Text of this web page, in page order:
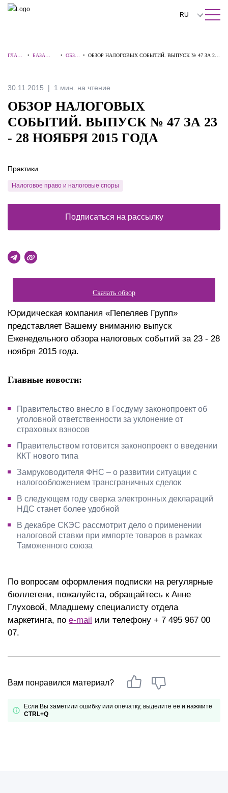
ПОИСК ПО САЙТУ Закрыть
RU
中文
Italiano
ГЛАВН
•БАЗА
• ОБЗО
• ОБЗОР НАЛОГОВЫХ СОБЫТИЙ. ВЫПУСК № 47 ЗА 23 -
30.11.2015 1 мин. на чтение
ОБЗОР НАЛОГОВЫХ
СОБЫТИЙ. ВЫПУСК № 47 ЗА 23
- 28 НОЯБРЯ 2015 ГОДА
Скачать обзор
Юридическая компания «Пепеляев Групп»
представляет Вашему вниманию выпуск
Еженедельного обзора налоговых событий за 23 - 28
ноября 2015 года.
Главные новости:
Правительство внесло в Госдуму законопроект об
уголовной ответственности за уклонение от
страховых взносов
Правительством готовится законопроект о введении
ККТ нового типа
Замруководителя ФНС – о развитии ситуации с
налогообложением трансграничных сделок
В следующем году сверка электронных деклараций
НДС станет более удобной
В декабре СКЭС рассмотрит дело о применении
налоговой ставки при импорте товаров в рамках
Таможенного союза
По вопросам оформления подписки на регулярные
бюллетени, пожалуйста, обращайтесь к Анне
Глуховой, Младшему специалисту отдела
маркетинга, по e-mail или телефону + 7 495 967 00
07.
Вам понравился материал?
Если Вы заметили ошибку или опечатку, выделите ее и нажмите
CTRL+Q
Практики
Налоговое право и налоговые споры
Подписаться на рассылку